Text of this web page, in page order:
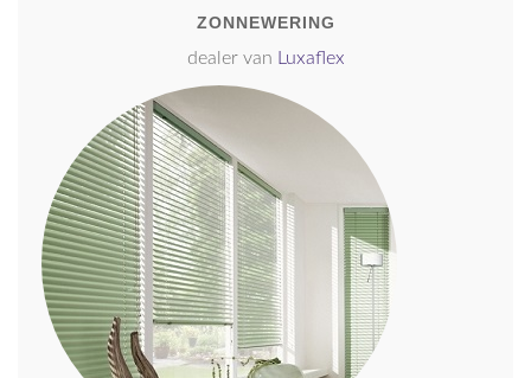
ZONNEWERING
dealer van Luxaflex